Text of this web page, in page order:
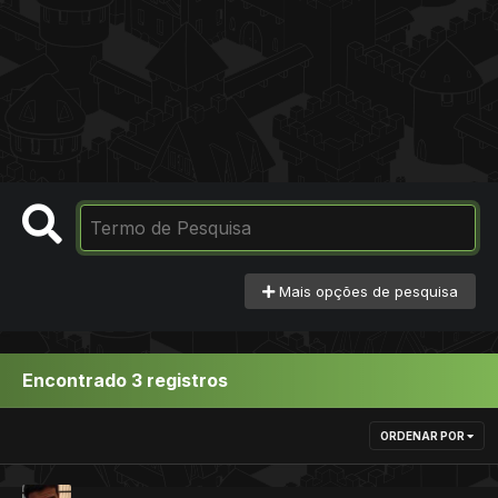
Mais opções de pesquisa
Encontrado 3 registros
ORDENAR POR